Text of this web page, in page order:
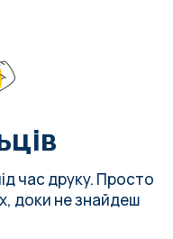
час друку. Просто
доки не знайдеш